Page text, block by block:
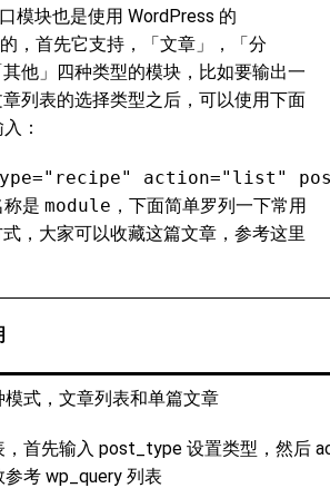
模块也是使用 WordPress 的
，首先它支持，「文章」，「分
他」四种类型的模块，比如要输出一
列表的选择类型之后，可以使用下面
：
action="list"
是 module ，下面简单罗列一下常用
，大家可以收藏这篇文章，参考这里
模式，文章列表和单篇文章
，首先输入 post_type 设置类型，然后
考 wp_query 列表